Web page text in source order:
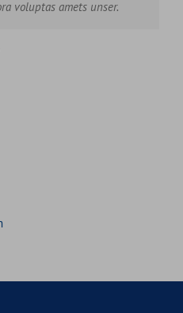
voluptas amets unser.
ipsums fugiats nemis.